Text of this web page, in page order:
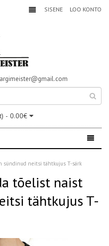
SISENE LOO KONTO
- 0.00€
sündinud neitsi tähtkujus T-särk
tõelist naist
tähtkujus T-